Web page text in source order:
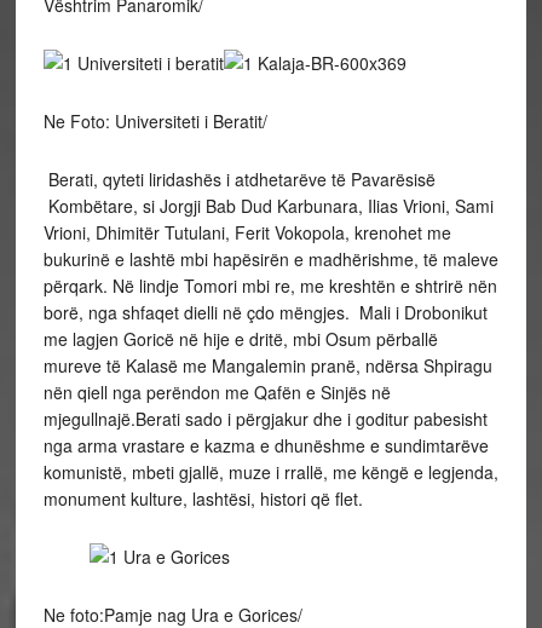
Ne Foto: Universiteti i Beratit/
Berati, qyteti liridashës i atdhetarëve të Pavarësisë
Kombëtare, si Jorgji Bab Dud Karbunara, Ilias Vrioni, Sami
Vrioni, Dhimitër Tutulani, Ferit Vokopola, krenohet me
bukurinë e lashtë mbi hapësirën e madhërishme, të maleve
përqark. Në lindje Tomori mbi re, me kreshtën e shtrirë nën
borë, nga shfaqet dielli në çdo mëngjes. Mali i Drobonikut
me lagjen Goricë në hije e dritë, mbi Osum përballë
mureve të Kalasë me Mangalemin pranë, ndërsa Shpiragu
nën qiell nga perëndon me Qafën e Sinjës në
mjegullnajë.Berati sado i përgjakur dhe i goditur pabesisht
nga arma vrastare e kazma e dhunëshme e sundimtarëve
komunistë, mbeti gjallë, muze i rrallë, me këngë e legjenda,
monument kulture, lashtësi, histori që flet.
Ne foto:Pamje nag Ura e Gorices/